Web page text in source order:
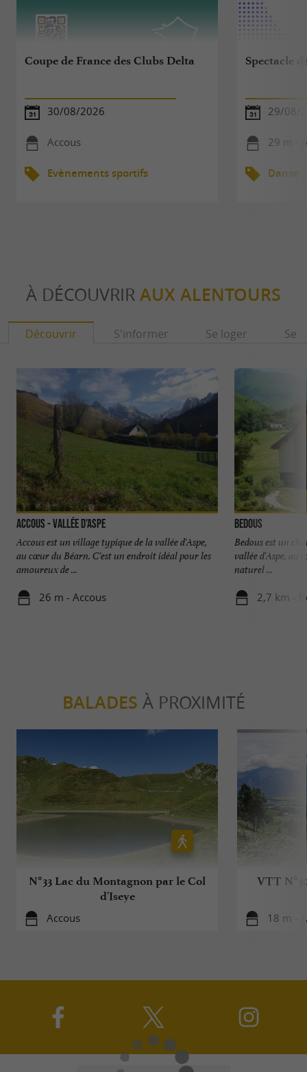
Coupe de France des Clubs Delta
30/08/2026
Accous
Evènements sportifs
Spectacle
29/08/
29 m -
Danse
À DÉCOUVRIR AUX ALENTOURS
Découvrir S'informer Se loger Se
Accous - Vallée d'Aspe
Accous est un village typique de la vallée d'Aspe,
au cœur du Béarn. C'est un endroit idéal pour les
amoureux de ...
26 m - Accous
Bedous
Bedous est un
vallée d'Aspe, au
naturel ...
2,7 km -
BALADES À PROXIMITÉ
N°33 Lac du Montagnon par le Col
d'Iseye
Accous
VTT
18 m -